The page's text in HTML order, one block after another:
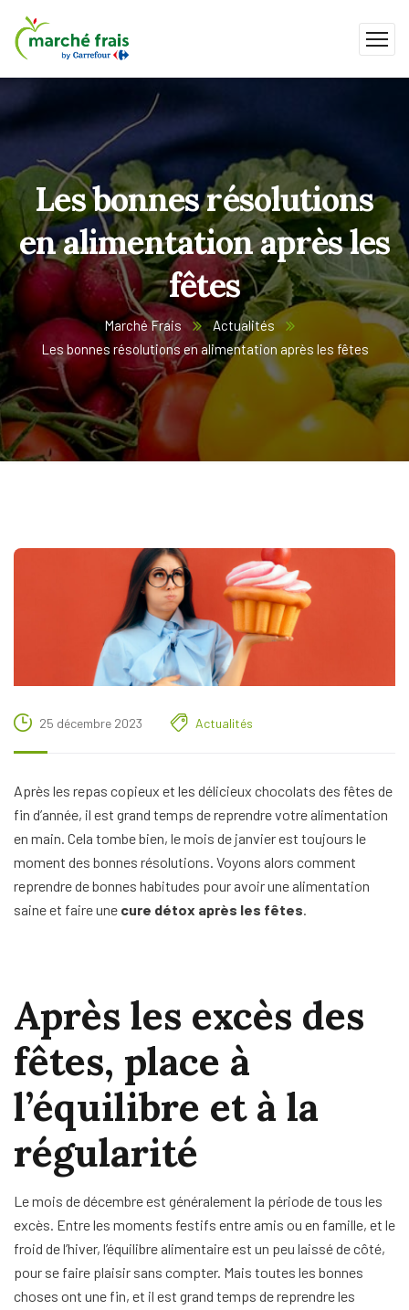
Les bonnes résolutions
en alimentation après les
fêtes
Marché Frais
Actualités
Les bonnes résolutions en alimentation après les fêtes
25 décembre 2023 Actualités
Après les repas copieux et les délicieux chocolats des fêtes de
fin d’année, il est grand temps de reprendre votre alimentation
en main. Cela tombe bien, le mois de janvier est toujours le
moment des bonnes résolutions. Voyons alors comment
reprendre de bonnes habitudes pour avoir une alimentation
saine et faire une cure détox après les fêtes.
Après les excès des
fêtes, place à
l’équilibre et à la
régularité
Le mois de décembre est généralement la période de tous les
excès. Entre les moments festifs entre amis ou en famille, et le
froid de l’hiver, l’équilibre alimentaire est un peu laissé de côté,
pour se faire plaisir sans compter. Mais toutes les bonnes
choses ont une fin, et il est grand temps de reprendre les